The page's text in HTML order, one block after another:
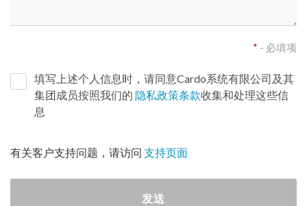
* - 必填项
填写上述个人信息时，请同意Cardo系统有限公司及其
集团成员按照我们的 隐私政策条款收集和处理这些信
息
有关客户支持问题，请访问 支持页面
发送